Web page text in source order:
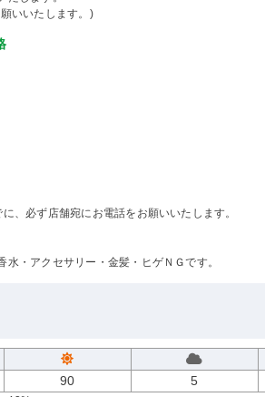
いいたします。)
、必ず店舗宛にお電話をお願いいたします。
水・アクセサリー・金髪・ヒゲＮＧです。
90 5